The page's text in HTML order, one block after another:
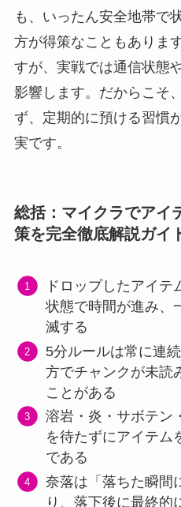
も、いったん安全地帯で
方が得策なこともありま
すが、実戦では通信状態
影響します。だからこそ
ず、定期的に預ける習慣
実です。
総括：マイクラでアイ
策を完全徹底解説ガイ
ドロップしたアイテ
状態で時間が進み、
滅する
5分ルールは常に連
方でチャンクが未読
ことがある
溶岩・炎・サボテン
を待たずにアイテム
である
奈落は「落ちた瞬間
り、落下後に最終的